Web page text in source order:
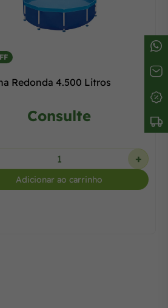
Redonda 4.500 Litros
Consulte
+
Adicionar ao carrinho